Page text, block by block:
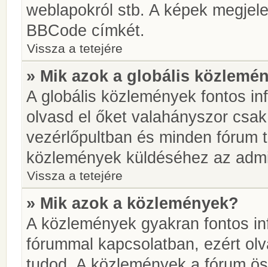
weblapokról stb. A képek
BBCode címkét.
Vissza a tetejére
» Mik azok a globális
A globális közlemények fontos
olvasd el őket valahányszor
vezérlőpultban és minden fórum
közlemények küldéséhez az
Vissza a tetejére
» Mik azok a közlemények?
A közlemények gyakran fontos
fórummal kapcsolatban, ezért